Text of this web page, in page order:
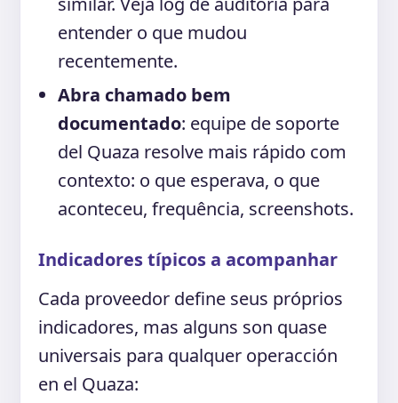
entender o que mudou
recentemente.
Abra chamado bem
documentado: equipe de soporte
del Quaza resolve mais rápido com
contexto: o que esperava, o que
aconteceu, frequência, screenshots.
Indicadores típicos a acompanhar
Cada proveedor define seus próprios
indicadores, mas alguns son quase
universais para qualquer operacción
en el Quaza: